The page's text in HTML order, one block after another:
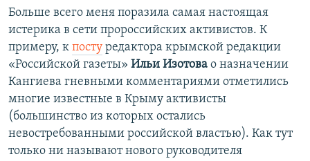
Больше всего меня поразила самая настоящая
истерика в сети пророссийских активистов. К
примеру, к посту редактора крымской редакции
«Российской газеты» Ильи Изотова о назначении
Кангиева гневными комментариями отметились
многие известные в Крыму активисты
(большинство из которых остались
невостребованными российской властью). Как тут
только ни называют нового руководителя